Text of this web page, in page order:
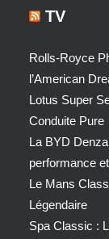
TV
Rolls-Royce
l’American
Lotus Super
Conduite Pure
La BYD
performance
Le Mans
Légendaire
Spa Classic :